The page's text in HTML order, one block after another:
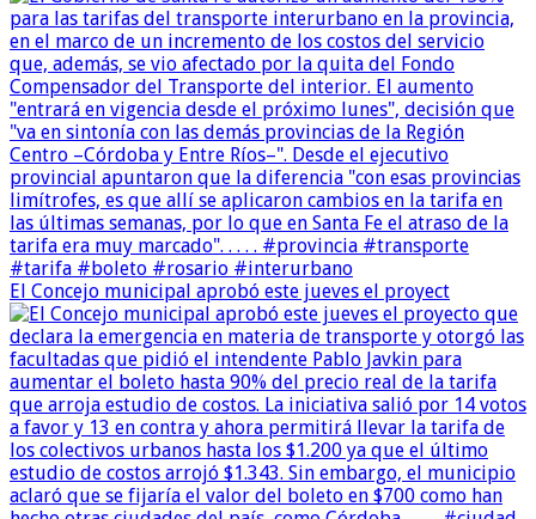
El Concejo municipal aprobó este jueves el proyect